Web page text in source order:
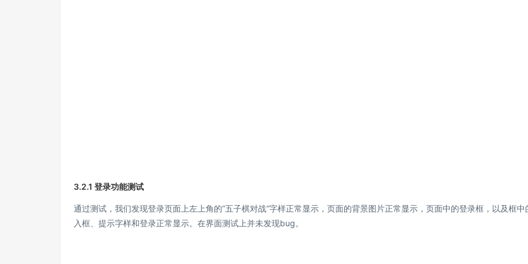
3.2.1 登录功能测试
通过测试，我们发现登录页面上左上角的”五子棋对战“字样正常显示，页面的背景图片正常显示，页面中的登录框，以及框中
入框、提示字样和登录正常显示。在界面测试上并未发现bug。